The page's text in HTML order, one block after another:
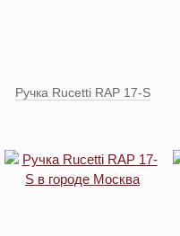
Ручка Rucetti RAP 17-S